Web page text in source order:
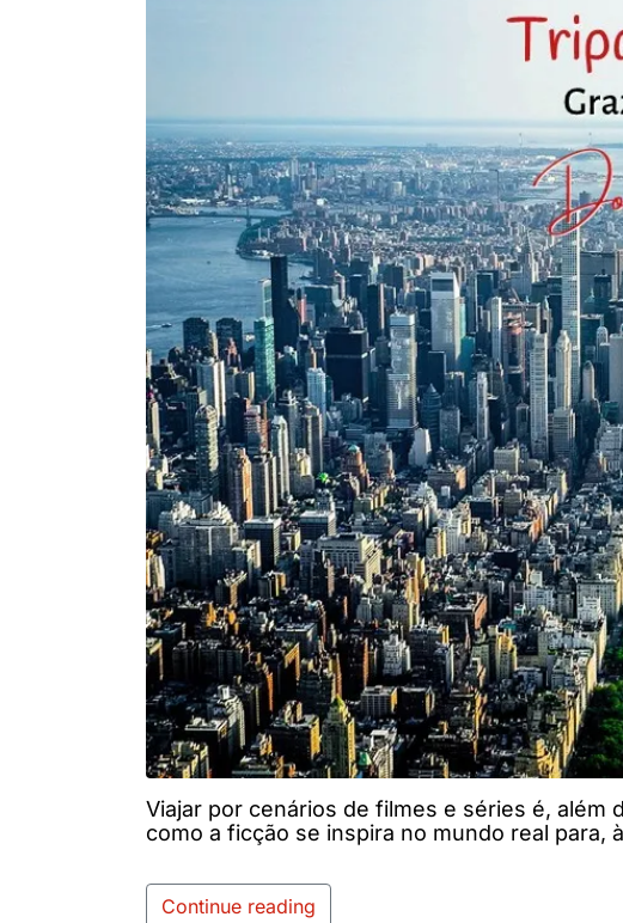
Viajar por cenários de filmes e séries é,
como a ficção se inspira no mundo real para,
Continue reading